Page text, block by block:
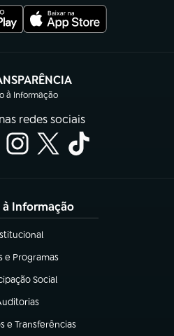
à Informação
(abre em nova aba)
redes sociais
à Informação
em nova aba)
e Programas
nova aba)
Social
em nova aba)
em nova aba)
e Transferências
aba)